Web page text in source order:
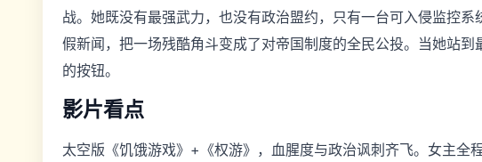
战。她既没有最强武力，也没有政治盟约，只有一台可入侵监控
假新闻，把一场残酷角斗变成了对帝国制度的全民公投。当她站
的按钮。
影片看点
太空版《饥饿游戏》+《权游》，血腥度与政治讽刺齐飞。女主全